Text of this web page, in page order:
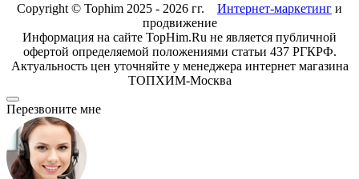
Copyright © Tophim 2025 - 2026 гг. Интернет-маркетинг и
продвижение
Информация на сайте TopHim.Ru не является публичной
офертой определяемой положениями статьи 437 РГКРФ.
Актуальность цен уточняйте у менеджера интернет магазина
ТОПХИМ-Москва
Перезвоните мне